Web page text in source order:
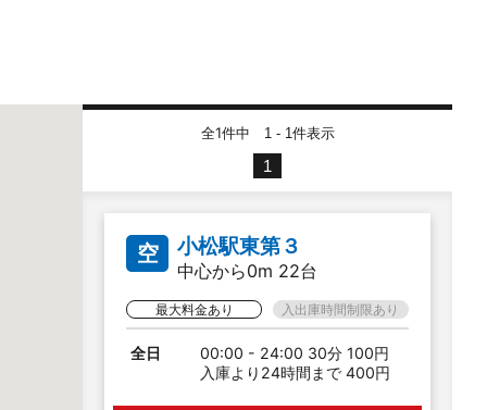
全1件中 1 - 1 件表示
1
空 小松駅東第３
中心から0m 22台
最大料金あり 入出庫時間制限あり
全日
00:00 - 24:00 30分 100円
入庫より24時間まで 400円